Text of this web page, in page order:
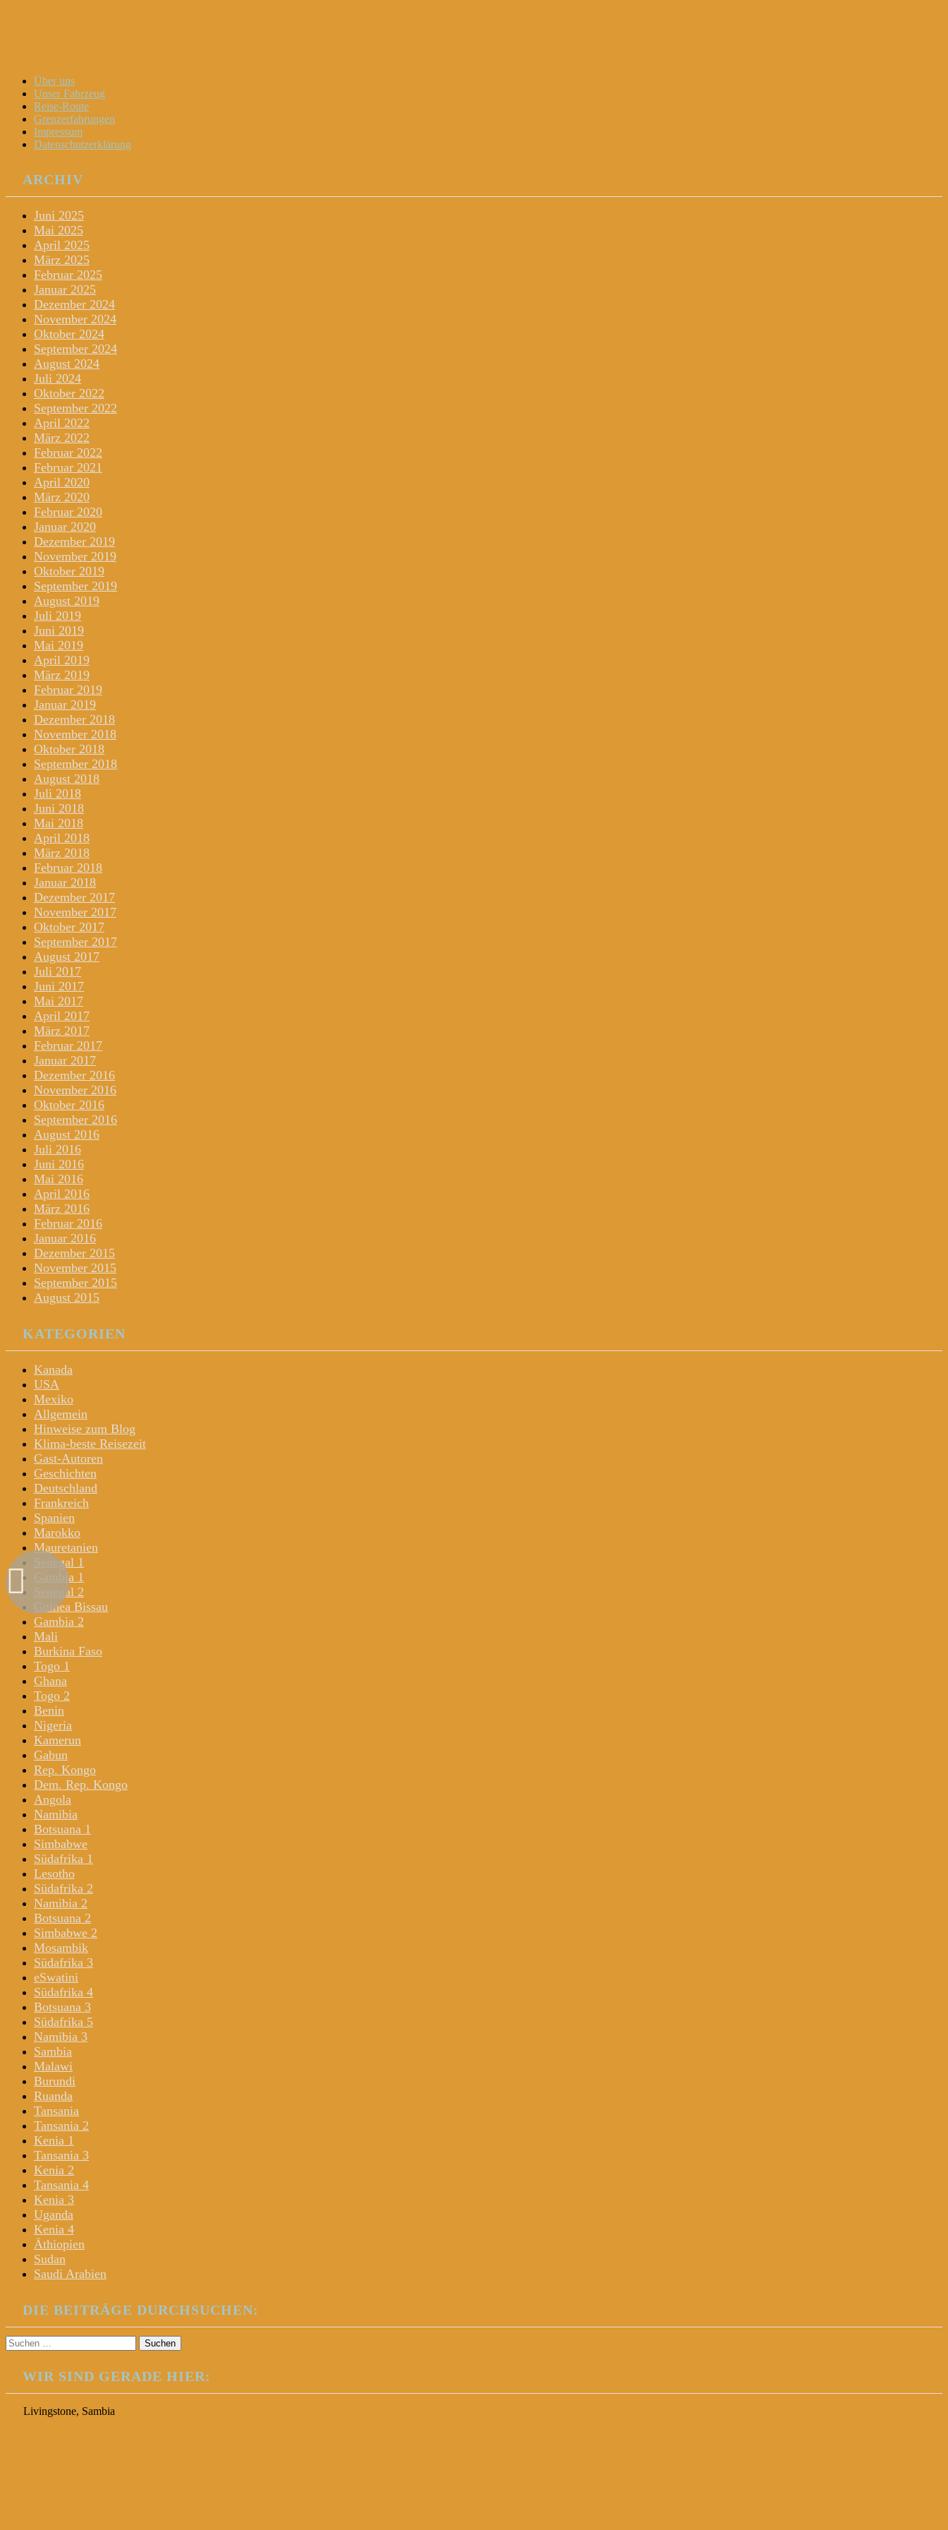
Menu
Widgets
Search
Skip
content
Über uns
Unser Fahrzeug
Reise-Route
Grenzerfahrungen
Impressum
Datenschutzerklärung
ARCHIV
Juni 2025
Mai 2025
April 2025
März 2025
Februar 2025
Januar 2025
Dezember 2024
November 2024
Oktober 2024
September 2024
August 2024
Juli 2024
Oktober 2022
September 2022
April 2022
März 2022
Februar 2022
Februar 2021
April 2020
März 2020
Februar 2020
Januar 2020
Dezember 2019
November 2019
Oktober 2019
September 2019
August 2019
Juli 2019
Juni 2019
Mai 2019
April 2019
März 2019
Februar 2019
Januar 2019
Dezember 2018
November 2018
Oktober 2018
September 2018
August 2018
Juli 2018
Juni 2018
Mai 2018
April 2018
März 2018
Februar 2018
Januar 2018
Dezember 2017
November 2017
Oktober 2017
September 2017
August 2017
Juli 2017
Juni 2017
Mai 2017
April 2017
März 2017
Februar 2017
Januar 2017
Dezember 2016
November 2016
Oktober 2016
September 2016
August 2016
Juli 2016
Juni 2016
Mai 2016
April 2016
März 2016
Februar 2016
Januar 2016
Dezember 2015
November 2015
September 2015
August 2015
KATEGORIEN
Kanada
USA
Mexiko
Allgemein
Hinweise zum Blog
Klima-beste Reisezeit
Gast-Autoren
Geschichten
Deutschland
Frankreich
Spanien
Marokko
Mauretanien
Senegal 1
Gambia 1
Senegal 2
Guinea Bissau
Gambia 2
Mali
Burkina Faso
Togo 1
Ghana
Togo 2
Benin
Nigeria
Kamerun
Gabun
Rep. Kongo
Dem. Rep. Kongo
Angola
Namibia
Botsuana 1
Simbabwe
Südafrika 1
Lesotho
Südafrika 2
Namibia 2
Botsuana 2
Simbabwe 2
Mosambik
Südafrika 3
eSwatini
Südafrika 4
Botsuana 3
Südafrika 5
Namibia 3
Sambia
Malawi
Burundi
Ruanda
Tansania
Tansania 2
Kenia 1
Tansania 3
Kenia 2
Tansania 4
Kenia 3
Uganda
Kenia 4
Äthiopien
Sudan
Saudi Arabien
DIE BEITRÄGE DURCHSUCHEN:
Suchen
nach:
WIR SIND GERADE HIER:
Livingstone, Sambia